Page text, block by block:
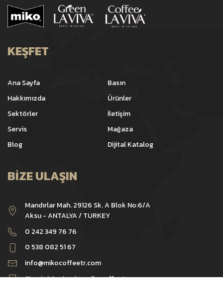
KEŞFET
Ana Sayfa
Hakkımızda
Sektörler
Servis
Blog
Basın
Ürünler
İletişim
Mağaza
Dijital Katalog
BIZE ULAŞIN
Mandırlar Mah. 29126 Sk. A Blok No:6/A
Aksu - ANTALYA / TURKEY
0 242 349 76 76
0 538 082 51 67
info@mikocoffeetr.com
Sipariş içinsiparis@mikocoffeetr.com